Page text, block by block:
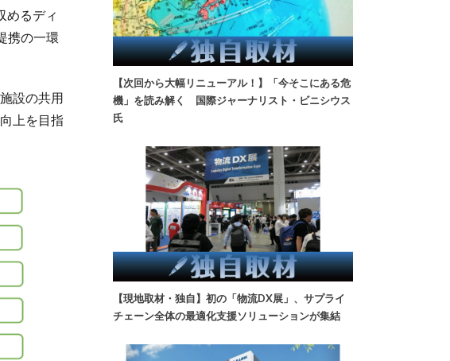
めるディ
携の一環
設の共用
上を目指
【次回から大幅リニューアル！】「今そこにある危
機」を読み解く 国際ジャーナリスト・ビニシウス
氏
【現地取材・独自】初の「物流DX展」、サプライ
チェーン全体の最適化支援ソリューションが集結